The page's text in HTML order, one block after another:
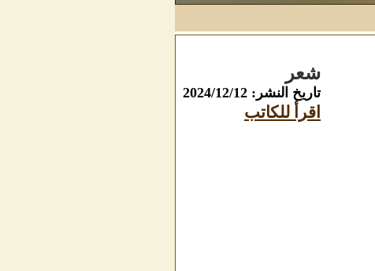
شعر
تاريخ النشر: 2024/12/12
اقرأ للكاتب